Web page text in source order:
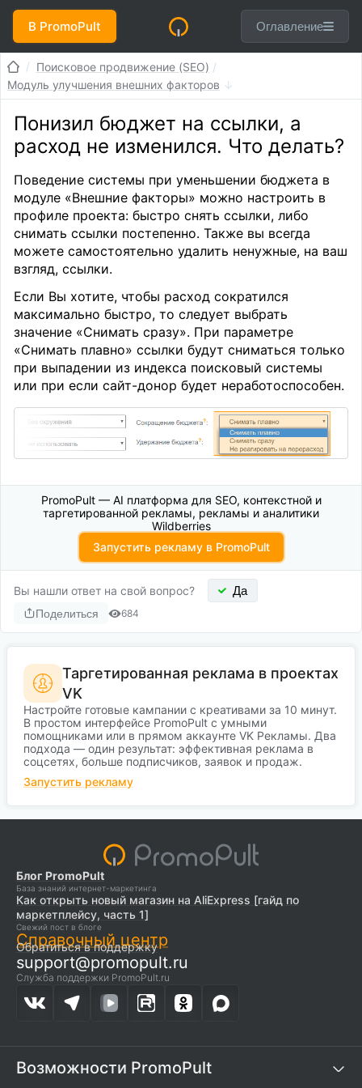
В PromoPult Оглавление
Поисковое продвижение (SEO)
Модуль улучшения внешних факторов
Понизил бюджет на ссылки, а
расход не изменился. Что делать?
Поведение системы при уменьшении бюджета в
модуле «Внешние факторы» можно настроить в
профиле проекта: быстро снять ссылки, либо
снимать ссылки постепенно. Также вы всегда
можете самостоятельно удалить ненужные, на ваш
взгляд, ссылки.
Если Вы хотите, чтобы расход сократился
максимально быстро, то следует выбрать
значение «Снимать сразу». При параметре
«Снимать плавно» ссылки будут сниматься только
при выпадении из индекса поисковый системы
или при если сайт-донор будет неработоспособен.
PromoPult — AI платформа для SEO, контекстной и
таргетированной рекламы, рекламы и аналитики
Wildberries
Запустить рекламу в PromoPult
Вы нашли ответ на свой вопрос? Да
Поделиться 684
Таргетированная реклама в проектах
VK
Настройте готовые кампании с креативами за 10 минут.
В простом интерфейсе PromoPult с умными
помощниками или в прямом аккаунте VK Рекламы. Два
подхода — один результат: эффективная реклама в
соцсетях, больше подписчиков, заявок и продаж.
Запустить рекламу
Блог PromoPult
База знаний интернет-маркетинга
Как открыть новый магазин на AliExpress [гайд по
маркетплейсу, часть 1]
Свежий пост в блоге
Справочный центр
Обратиться в поддержку
support@promopult.ru
Служба поддержки PromoPult.ru
Возможности PromoPult